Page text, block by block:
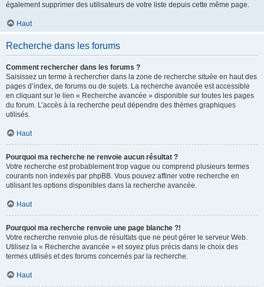
également supprimer des utilisateurs de votre liste depuis cette même page.
Haut
Recherche dans les forums
Comment rechercher dans les forums ?
Saisissez un terme à rechercher dans la zone de recherche située en haut des
pages d’index, de forums ou de sujets. La recherche avancée est accessible
en cliquant sur le lien « Recherche avancée » disponible sur toutes les pages
du forum. L’accès à la recherche peut dépendre des thèmes graphiques
utilisés.
Haut
Pourquoi ma recherche ne renvoie aucun résultat ?
Votre recherche est probablement trop vague ou comprend plusieurs termes
courants non indexés par phpBB. Vous pouvez affiner votre recherche en
utilisant les options disponibles dans la recherche avancée.
Haut
Pourquoi ma recherche renvoie une page blanche ?!
Votre recherche renvoie plus de résultats que ne peut gérer le serveur Web.
Utilisez la « Recherche avancée » et soyez plus précis dans le choix des
termes utilisés et des forums concernés par la recherche.
Haut